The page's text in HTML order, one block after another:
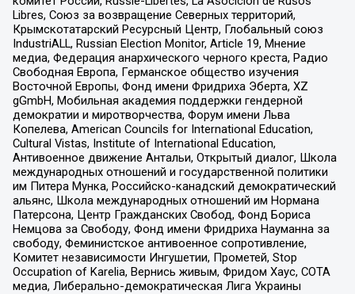
Libres, Союз за возвращение Северных территорий,
Крымскотатарский Ресурсный Центр, Глобальный союз
IndustriALL, Russian Election Monitor, Article 19, Мнение
медиа, Федерация анархического черного креста, Радио
Свободная Европа, Германское общество изучения
Восточной Европы, Фонд имени Фридриха Эберта, XZ
gGmbH, Мобильная академия поддержки гендерной
демократии и миротворчества, Форум имени Льва
Копелева, American Councils for International Education,
Cultural Vistas, Institute of International Education,
Антивоенное движение Антальи, Открытый диалог, Школа
международных отношений и государственной политики
им Питера Мунка, Российско-канадский демократический
альянс, Школа международных отношений им Нормана
Патерсона, Центр Гражданских Свобод, Фонд Бориса
Немцова за Свободу, Фонд имени Фридриха Науманна за
свободу, Феминистское антивоенное сопротивление,
Комитет независимости Ингушетии, Прометей, Stop
Occupation of Karelia, Вернись живым, Фридом Хаус, СОТА
медиа, Либерально-демократическая Лига Украины